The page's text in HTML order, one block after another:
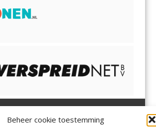
Beheer cookie toestemming